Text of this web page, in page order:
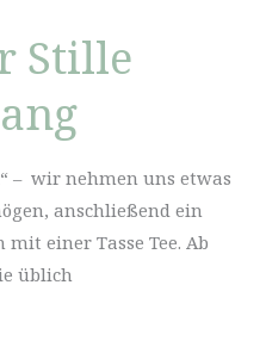
Stille
– wir nehmen uns etwas
anschließend ein
einer Tasse Tee. Ab
üblich